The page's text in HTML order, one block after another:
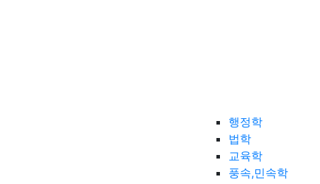
행정학
법학
교육학
풍속,민속학